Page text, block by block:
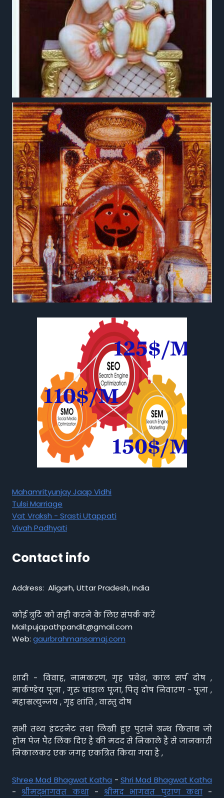
Mahamrityunjay Jaap Vidhi
Tulsi Marriage
Vat Vraksh - Srasti Utappati
Vivah Padhyati
Contact info
Address: Aligarh, Uttar Pradesh, India
कोई त्रुटि को सही करने के लिए संपर्क करें
Mail:pujapathpandit@gmail.com
Web: gaurbrahmansamaj.com
शादी - विवाह, नामकरण, गृह प्रवेश, काल सर्प दोष ,
मार्कण्डेय पूजा , गुरु चांडाल पूजा, पितृ दोष निवारण - पूजा ,
महाम्रत्युन्जय , गृह शांति , वास्तु दोष
सभी तथ्य इंटरनेट तथा लिखी हुए पुराने ग्रन्थ किताब जो
होम पेज पैर लिंक दिए है की मदद से निकाले है से जानकारी
निकालकर एक जगह एकत्रित किया गया है ,
Shree Mad Bhagwat Katha - Shri Mad Bhagwat Katha
- श्रीमद्भागवत कथा- श्रीमद भागवत पुराण कथा-